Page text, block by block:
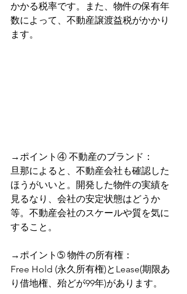
かかる税率です。また、物件の保有年
数によって、不動産譲渡益税がかかり
ます。
→ポイント④ 不動産のブランド：
旦那によると、不動産会社も確認した
ほうがいいと。開発した物件の実績を
見るなり、会社の安定状態はどうか
等。不動産会社のスケールや質を気に
すること。
→ポイント➄ 物件の所有権：
Free Hold (永久所有権)とLease(期限あ
り借地権、殆どが99年)があります。